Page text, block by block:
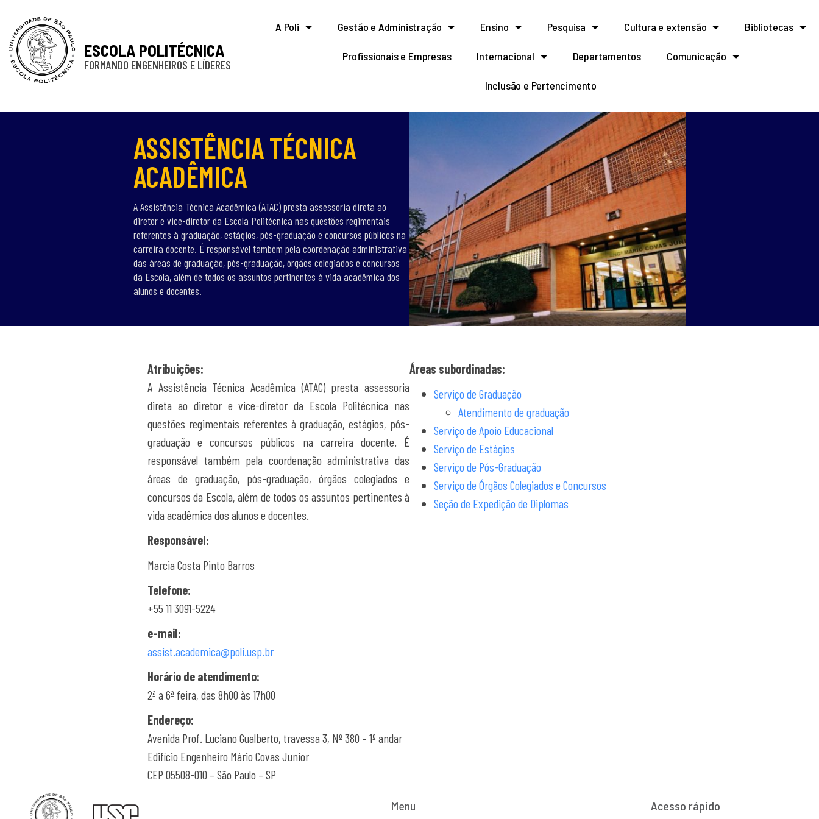
ESCOLA POLITÉCNICA
FORMANDO ENGENHEIROS E LÍDERES
A Poli Gestão e Administração Ensino Pesquisa Cultura e extensão Bibliotecas
Profissionais e Empresas Internacional Departamentos Comunicação
Inclusão e Pertencimento
ASSISTÊNCIA TÉCNICA
ACADÊMICA
A Assistência Técnica Acadêmica (ATAC) presta assessoria direta ao
diretor e vice-diretor da Escola Politécnica nas questões regimentais
referentes à graduação, estágios, pós-graduação e concursos públicos na
carreira docente. É responsável também pela coordenação administrativa
das áreas de graduação, pós-graduação, órgãos colegiados e concursos
da Escola, além de todos os assuntos pertinentes à vida acadêmica dos
alunos e docentes.
Atribuições:
A Assistência Técnica Acadêmica (ATAC) presta assessoria
direta ao diretor e vice-diretor da Escola Politécnica nas
questões regimentais referentes à graduação, estágios, pós-
graduação e concursos públicos na carreira docente. É
responsável também pela coordenação administrativa das
áreas de graduação, pós-graduação, órgãos colegiados e
concursos da Escola, além de todos os assuntos pertinentes à
vida acadêmica dos alunos e docentes.
Responsável:
Marcia Costa Pinto Barros
Telefone:
+55 11 3091-5224
e-mail:
assist.academica@poli.usp.br
Horário de atendimento:
2ª a 6ª feira, das 8h00 às 17h00
Endereço:
Avenida Prof. Luciano Gualberto, travessa 3, Nº 380 – 1º andar
Edifício Engenheiro Mário Covas Junior
CEP 05508-010 – São Paulo – SP
Áreas subordinadas:
Serviço de Graduação
Atendimento de graduação
Serviço de Apoio Educacional
Serviço de Estágios
Serviço de Pós-Graduação
Serviço de Órgãos Colegiados e Concursos
Seção de Expedição de Diplomas
Menu Acesso rápido